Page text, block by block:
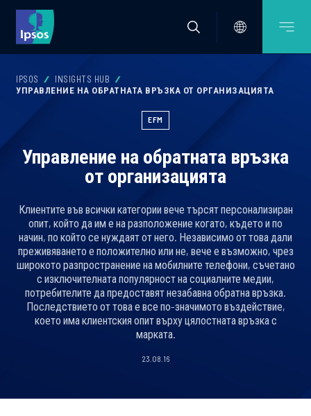
IPSOS
INSIGHTS HUB
УПРАВЛЕНИЕ НА ОБРАТНАТА ВРЪЗКА ОТ ОРГАНИЗАЦИЯТА
EFM
Управление на обратната връзка
от организацията
Клиентите във всички категории вече търсят персонализиран
опит, който да им е на разположение когато, където и по
начин, по който се нуждаят от него. Независимо от това дали
преживяването е положително или не, вече е възможно, чрез
широкото разпространение на мобилните телефони, съчетано
с изключителната популярност на социалните медии,
потребителите да предоставят незабавна обратна връзка.
Последствието от това е все по-значимото въздействие,
което има клиентския опит върху цялостната връзка с
марката.
23.08.16